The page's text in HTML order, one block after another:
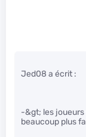
Jed08 a écrit :
-&gt; les joueurs
beaucoup plus